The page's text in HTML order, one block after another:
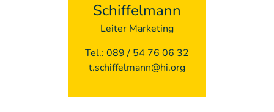
Schiffelmann
Leiter Marketing
Tel.: 089 / 54 76 06 32
t.schiffelmann@hi.org